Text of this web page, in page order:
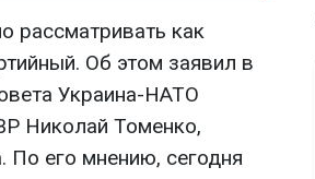
рассматривать как
Об этом заявил в
Украина-НАТО
Николай Томенко,
По его мнению, сегодня